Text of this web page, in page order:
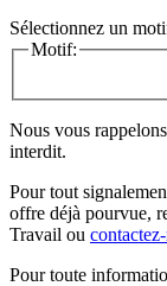
Sélectionnez un
Motif:
Nous vous
interdit.
Pour tout
offre déjà pourvue,
Travail ou
Pour toute